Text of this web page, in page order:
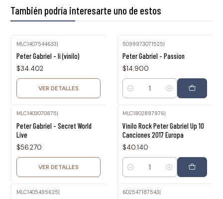
También podría interesarte uno de estos
MLC1407544633|
Peter Gabriel - Ii (vinilo)
$34.402
VER DETALLES
5099973071525|
Peter Gabriel - Passion
$14.900
Cantidad
MLC1403070875
Peter Gabriel - Secret World
Live
$56.270
VER DETALLES
MLC1802897976
Vinilo Rock Peter Gabriel Up 10
Canciones 2017 Europa
$40.140
Cantidad
MLC1405495625| 602547187543|